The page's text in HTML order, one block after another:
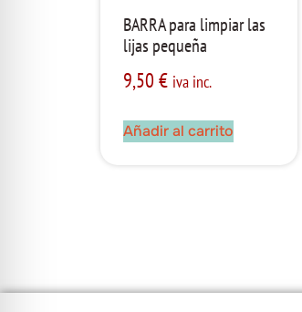
BARRA para limpiar las
lijas pequeña
9,50 € iva inc.
Añadir al carrito